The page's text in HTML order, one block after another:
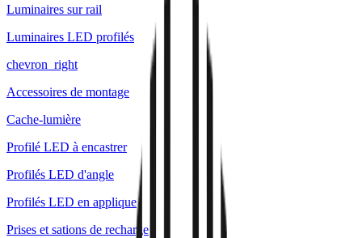
Luminaires sur rail
Luminaires LED profilés
chevron_right
Accessoires de montage
Cache-lumière
Profilé LED à encastrer
Profilés LED d'angle
Profilés LED en applique
Prises et sations de recharge